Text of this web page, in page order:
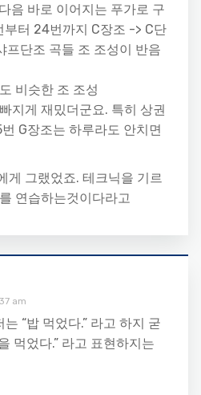
음 바로 이어지는 푸가로 구
부터 24번까지 C장조 -> C단
프단조 곡들 조 조성이 반음
비슷한 조 조성
지게 재밌더군요. 특히 상권
G장조는 하루라도 안치면
게 그랬었죠. 테크닉을 기르
연습하는것이다라고
am
“밥 먹었다.” 라고 하지 굳
먹었다.” 라고 표현하지는